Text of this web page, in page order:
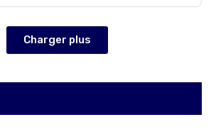
Charger plus